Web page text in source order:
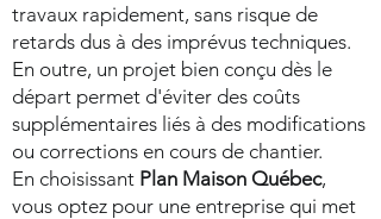
travaux rapidement, sans risque de
retards dus à des imprévus techniques.
En outre, un projet bien conçu dès le
départ permet d'éviter des coûts
supplémentaires liés à des modifications
ou corrections en cours de chantier.
En choisissant Plan Maison Québec,
vous optez pour une entreprise qui met